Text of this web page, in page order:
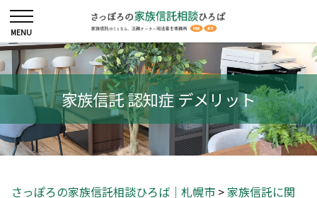
家族信託 認知症 デメリット
さっぽろの家族信託相談ひろば｜札幌市 >家族信託に関